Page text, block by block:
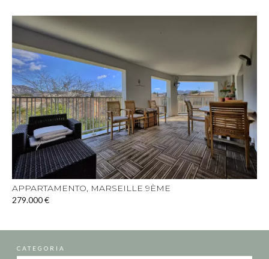
APPARTAMENTO, MARSEILLE 9ÈME
279.000 €
CATEGORIA